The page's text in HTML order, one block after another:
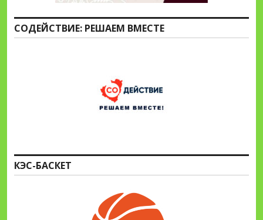
СОДЕЙСТВИЕ: РЕШАЕМ ВМЕСТЕ
КЭС-БАСКЕТ